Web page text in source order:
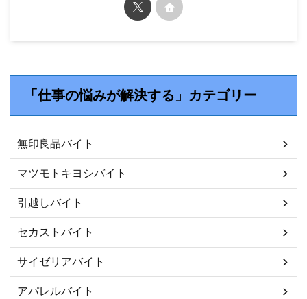
「仕事の悩みが解決する」カテゴリー
無印良品バイト
マツモトキヨシバイト
引越しバイト
セカストバイト
サイゼリアバイト
アパレルバイト